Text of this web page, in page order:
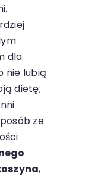
dla
nie lubią
dietę;
ze
,